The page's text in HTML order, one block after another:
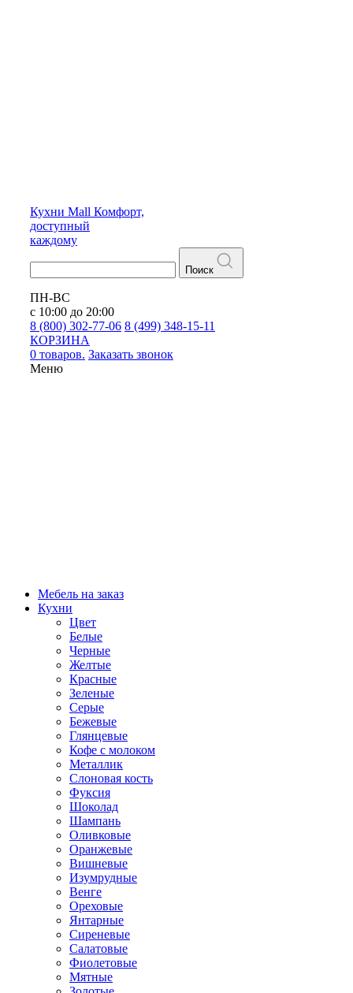
Кухни Mall Комфорт,
доступный
каждому
Поиск
ПН-ВС
с 10:00 до 20:00
8 (800) 302-77-06 8 (499) 348-15-11
КОРЗИНА
0 товаров. Заказать звонок
Меню
Мебель на заказ
Кухни
Цвет
Белые
Черные
Желтые
Красные
Зеленые
Серые
Бежевые
Глянцевые
Кофе с молоком
Металлик
Слоновая кость
Фуксия
Шоколад
Шампань
Оливковые
Оранжевые
Вишневые
Изумрудные
Венге
Ореховые
Янтарные
Сиреневые
Салатовые
Фиолетовые
Мятные